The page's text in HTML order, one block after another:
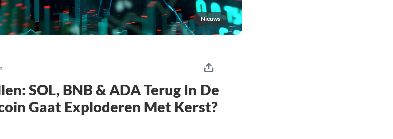
Nieuws
SOL, BNB & ADA Terug In De
Gaat Exploderen Met Kerst?